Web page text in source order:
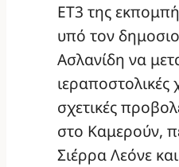
ΕΤ3 της
υπό τον
Ασλανίδη να
ιεραποστολικές
σχετικές
στο Καμερούν,
Σιέρρα Λεόνε